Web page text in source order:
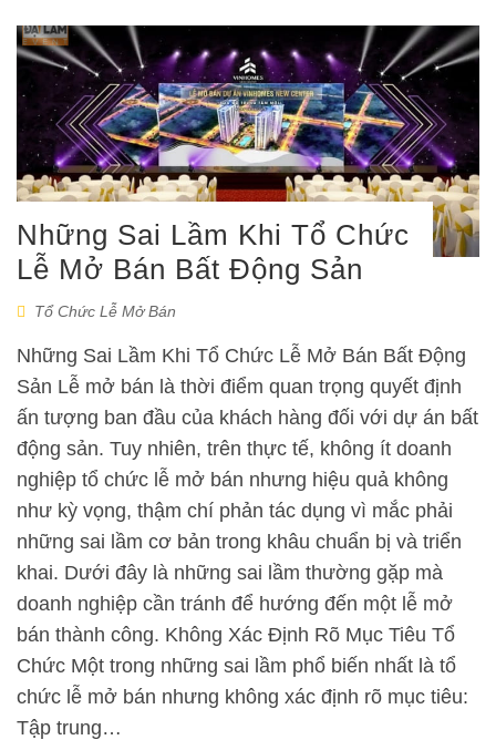
Những Sai Lầm Khi Tổ Chức
Lễ Mở Bán Bất Động Sản
Tổ Chức Lễ Mở Bán
Những Sai Lầm Khi Tổ Chức Lễ Mở Bán Bất Động
Sản Lễ mở bán là thời điểm quan trọng quyết định
ấn tượng ban đầu của khách hàng đối với dự án bất
động sản. Tuy nhiên, trên thực tế, không ít doanh
nghiệp tổ chức lễ mở bán nhưng hiệu quả không
như kỳ vọng, thậm chí phản tác dụng vì mắc phải
những sai lầm cơ bản trong khâu chuẩn bị và triển
khai. Dưới đây là những sai lầm thường gặp mà
doanh nghiệp cần tránh để hướng đến một lễ mở
bán thành công. Không Xác Định Rõ Mục Tiêu Tổ
Chức Một trong những sai lầm phổ biến nhất là tổ
chức lễ mở bán nhưng không xác định rõ mục tiêu:
Tập trung…